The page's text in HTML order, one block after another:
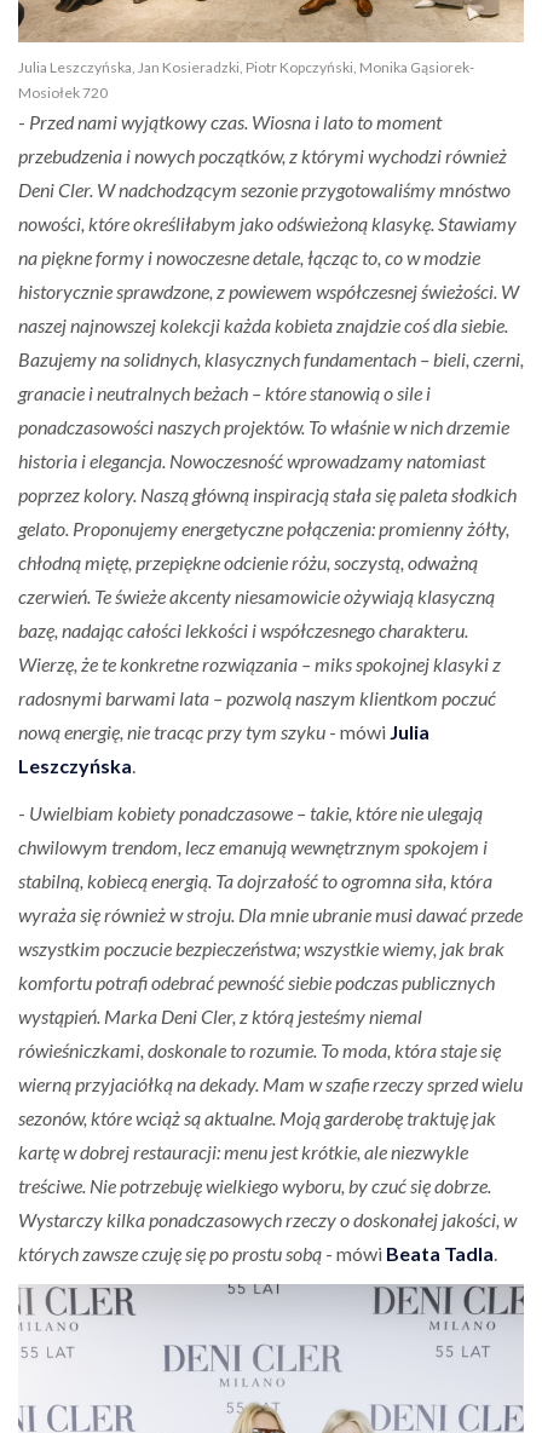
Julia Leszczyńska, Jan Kosieradzki, Piotr Kopczyński, Monika Gąsiorek-
Mosiołek 720
- Przed nami wyjątkowy czas. Wiosna i lato to moment
przebudzenia i nowych początków, z którymi wychodzi również
Deni Cler. W nadchodzącym sezonie przygotowaliśmy mnóstwo
nowości, które określiłabym jako odświeżoną klasykę. Stawiamy
na piękne formy i nowoczesne detale, łącząc to, co w modzie
historycznie sprawdzone, z powiewem współczesnej świeżości. W
naszej najnowszej kolekcji każda kobieta znajdzie coś dla siebie.
Bazujemy na solidnych, klasycznych fundamentach – bieli, czerni,
granacie i neutralnych beżach – które stanowią o sile i
ponadczasowości naszych projektów. To właśnie w nich drzemie
historia i elegancja. Nowoczesność wprowadzamy natomiast
poprzez kolory. Naszą główną inspiracją stała się paleta słodkich
gelato. Proponujemy energetyczne połączenia: promienny żółty,
chłodną miętę, przepiękne odcienie różu, soczystą, odważną
czerwień. Te świeże akcenty niesamowicie ożywiają klasyczną
bazę, nadając całości lekkości i współczesnego charakteru.
Wierzę, że te konkretne rozwiązania – miks spokojnej klasyki z
radosnymi barwami lata – pozwolą naszym klientkom poczuć
nową energię, nie tracąc przy tym szyku - mówi Julia
Leszczyńska.
- Uwielbiam kobiety ponadczasowe – takie, które nie ulegają
chwilowym trendom, lecz emanują wewnętrznym spokojem i
stabilną, kobiecą energią. Ta dojrzałość to ogromna siła, która
wyraża się również w stroju. Dla mnie ubranie musi dawać przede
wszystkim poczucie bezpieczeństwa; wszystkie wiemy, jak brak
komfortu potrafi odebrać pewność siebie podczas publicznych
wystąpień. Marka Deni Cler, z którą jesteśmy niemal
rówieśniczkami, doskonale to rozumie. To moda, która staje się
wierną przyjaciółką na dekady. Mam w szafie rzeczy sprzed wielu
sezonów, które wciąż są aktualne. Moją garderobę traktuję jak
kartę w dobrej restauracji: menu jest krótkie, ale niezwykle
treściwe. Nie potrzebuję wielkiego wyboru, by czuć się dobrze.
Wystarczy kilka ponadczasowych rzeczy o doskonałej jakości, w
których zawsze czuję się po prostu sobą - mówi Beata Tadla.